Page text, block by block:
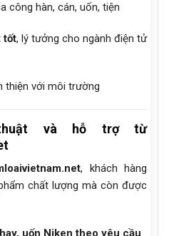
công hàn, cán, uốn, tiện
tốt, lý tưởng cho ngành điện tử
thiện với môi trường
và hỗ trợ từ
, khách hàng
chất lượng mà còn được
uốn Niken theo yêu cầu